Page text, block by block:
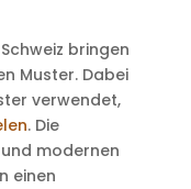
bringen
Muster. Dabei
verwendet,
. Die
modernen
einen